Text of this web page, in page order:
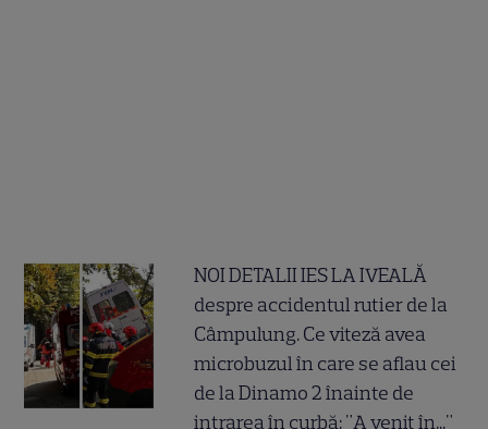
NOI DETALII IES LA IVEALĂ
despre accidentul rutier de la
Câmpulung. Ce viteză avea
microbuzul în care se aflau cei
de la Dinamo 2 înainte de
intrarea în curbă: "A venit în..."